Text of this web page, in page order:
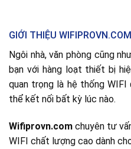
GIỚI THIỆU WIFIPROVN.COM
Ngôi nhà, văn phòng cũng
bạn với hàng loạt thiết bị
quan trọng là hệ thống
thể kết nối bất kỳ lúc nào.
Wifiprovn.com chuyên tư
WIFI chất lượng cao dành